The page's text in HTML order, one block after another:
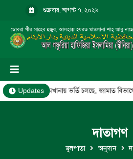
শুক্রবার, আগস্ট ৭, ২০২৬
Updates
মাদ্রাসা ও এতিমখানায় ভর্তি চলছে, জামাত বিভাগে
দাতাগণ
মুলপাতা অনুদান